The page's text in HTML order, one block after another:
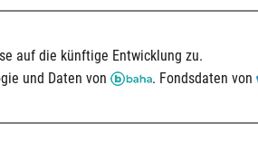
auf die künftige Entwicklung zu.
und Daten von . Fondsdaten von